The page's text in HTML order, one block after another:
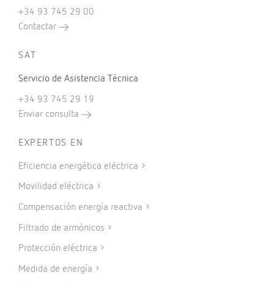
+34 93 745 29 00
Contactar
SAT
Servicio de Asistencia Técnica
+34 93 745 29 19
Enviar consulta
EXPERTOS EN
Eficiencia energética eléctrica
Movilidad eléctrica
Compensación energía reactiva
Filtrado de armónicos
Protección eléctrica
Medida de energía